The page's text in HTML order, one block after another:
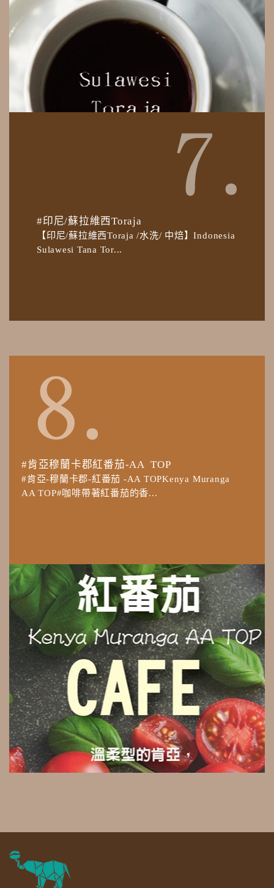
#印尼/蘇拉維西Toraja
【印尼/蘇拉維西Toraja /水洗/ 中焙】Indonesia
Sulawesi Tana Tor...
#肯亞穆蘭卡郡紅番茄-AA TOP
#肯亞-穆蘭卡郡-紅番茄 -AA TOPKenya Muranga
AA TOP#咖啡帶著紅番茄的香...